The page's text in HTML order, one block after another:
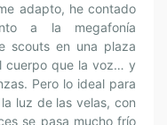
adapto, he contado
a la megafonía
scouts en una plaza
cuerpo que la voz… y
Pero lo ideal para
luz de las velas, con
se pasa mucho frío